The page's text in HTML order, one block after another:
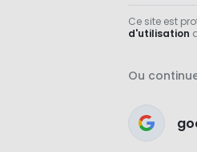
Ce site est
d'utilisation
Ou